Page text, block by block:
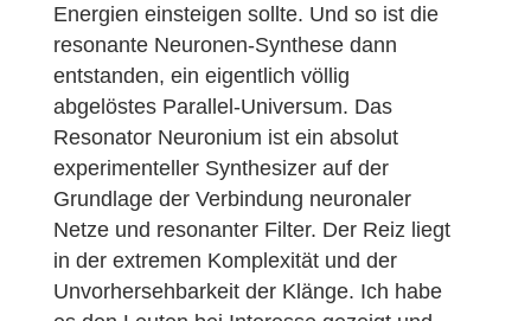
Energien einsteigen sollte. Und so ist die
resonante Neuronen-Synthese dann
entstanden, ein eigentlich völlig
abgelöstes Parallel-Universum. Das
Resonator Neuronium ist ein absolut
experimenteller Synthesizer auf der
Grundlage der Verbindung neuronaler
Netze und resonanter Filter. Der Reiz liegt
in der extremen Komplexität und der
Unvorhersehbarkeit der Klänge. Ich habe